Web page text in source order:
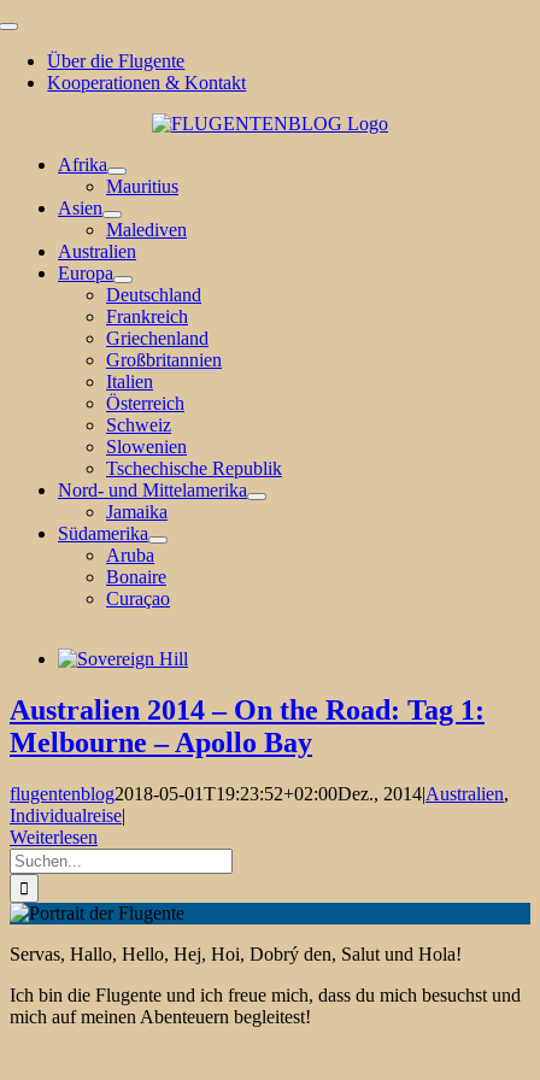
Zum
springen
Toggle
NavigationÜber die Flugente
Kooperationen & Kontakt
Afrika
Mauritius
Asien
Malediven
Australien
Europa
Deutschland
Frankreich
Griechenland
Großbritannien
Italien
Österreich
Schweiz
Slowenien
Tschechische Republik
Nord- und Mittelamerika
Jamaika
Südamerika
Aruba
Bonaire
Curaçao
Australien 2014 – On the Road: Tag 1:
Melbourne – Apollo Bay
flugentenblog2018-05-01T19:23:52+02:00Dez., 2014|Australien,
Individualreise|
Weiterlesen
Suche
nach:
Servas, Hallo, Hello, Hej, Hoi, Dobrý den, Salut und Hola!
Ich bin die Flugente und ich freue mich, dass du mich besuchst und
mich auf meinen Abenteuern begleitest!